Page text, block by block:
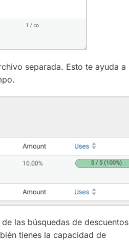
separada. Esto te ayuda a
las búsquedas de descuentos
tienes la capacidad de